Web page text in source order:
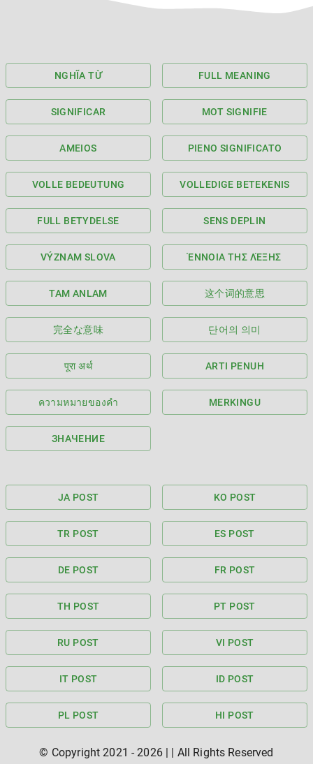
NGHĨA TỪ FULL MEANING
SIGNIFICAR MOT SIGNIFIE
AMEIOS PIENO SIGNIFICATO
VOLLE BEDEUTUNG VOLLEDIGE BETEKENIS
FULL BETYDELSE SENS DEPLIN
VÝZNAM SLOVA ΈΝΝΟΙΑ ΤΗΣ ΛΈΞΗΣ
TAM ANLAM 这个词的意思
完全な意味 단어의 의미
पूरा अर्थ ARTI PENUH
ความหมายของคำ MERKINGU
ЗНАЧЕНИЕ
JA POST KO POST
TR POST ES POST
DE POST FR POST
TH POST PT POST
RU POST VI POST
IT POST ID POST
PL POST HI POST
© Copyright 2021 - 2026| | All Rights Reserved